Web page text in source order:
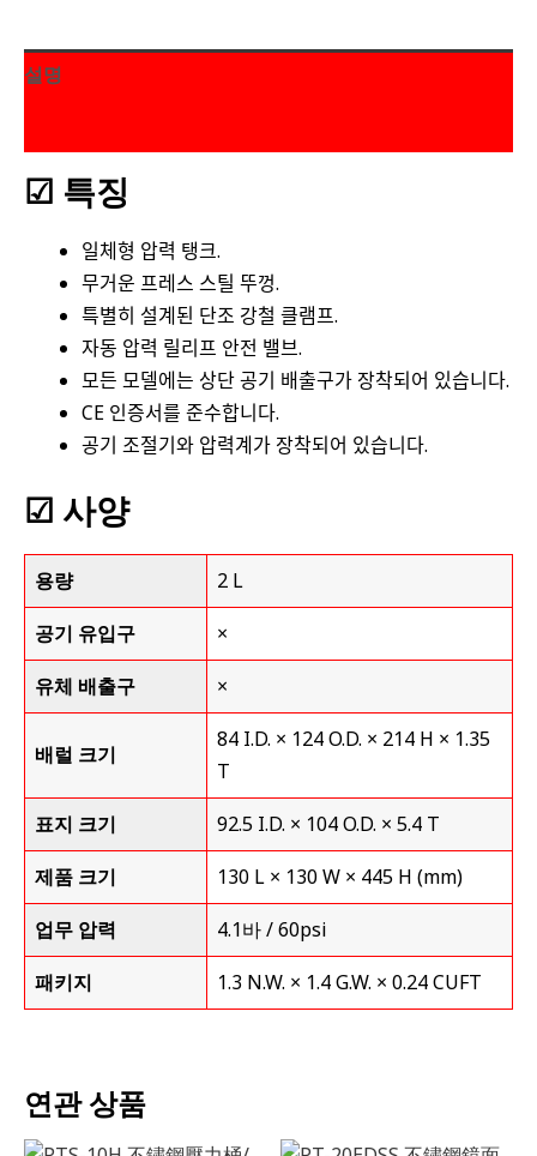
설명
☑ 특징
일체형 압력 탱크.
무거운 프레스 스틸 뚜껑.
특별히 설계된 단조 강철 클램프.
자동 압력 릴리프 안전 밸브.
모든 모델에는 상단 공기 배출구가 장착되어 있습니다.
CE 인증서를 준수합니다.
공기 조절기와 압력계가 장착되어 있습니다.
☑ 사양
용량
2 L
공기 유입구
×
유체 배출구
×
배럴 크기
84 I.D. × 124 O.D. × 214 H × 1.35
T
표지 크기
92.5 I.D. × 104 O.D. × 5.4 T
제품 크기
130 L × 130 W × 445 H (mm)
업무 압력
4.1바 / 60psi
패키지
1.3 N.W. × 1.4 G.W. × 0.24 CUFT
연관 상품